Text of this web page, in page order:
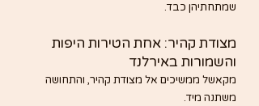
שמתחתיהן כבד.
מצודת קהיר: אחת הטירות היפות
והשמורות באירלנד
מקאשל ממשיכים אל מצודת קהיר, והתחושה
משתנה מיד.